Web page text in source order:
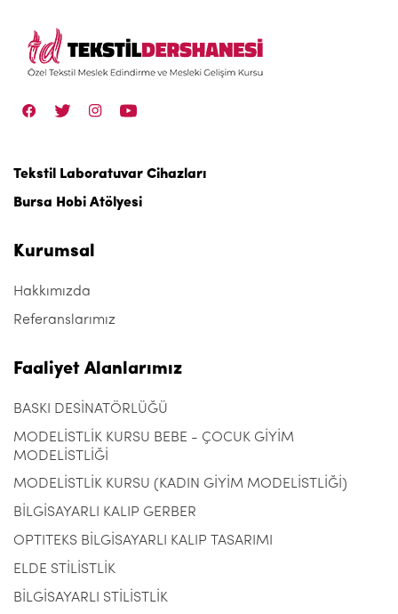
Tekstil Laboratuvar Cihazları
Bursa Hobi Atölyesi
Kurumsal
Hakkımızda
Referanslarımız
Faaliyet Alanlarımız
BASKI DESİNATÖRLÜĞÜ
MODELİSTLİK KURSU BEBE - ÇOCUK GİYİM
MODELİSTLİĞİ
MODELİSTLİK KURSU (KADIN GİYİM MODELİSTLİĞİ)
BİLGİSAYARLI KALIP GERBER
OPTITEKS BİLGİSAYARLI KALIP TASARIMI
ELDE STİLİSTLİK
BİLGİSAYARLI STİLİSTLİK